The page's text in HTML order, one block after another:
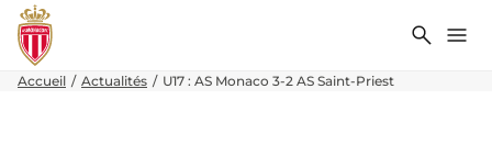
Accueil Actualités U17 : AS Monaco 3-2 AS Saint-Priest